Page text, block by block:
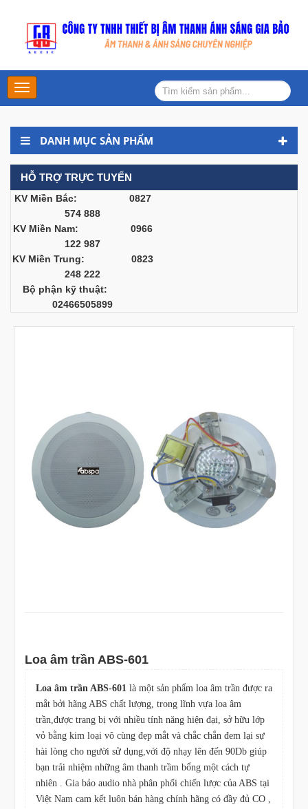
Main
Menu
DANH MỤC SẢN PHẨM
HỖ TRỢ TRỰC TUYẾN
KV Miền Bắc: 0827
574 888
KV Miền Nam: 0966
122 987
KV Miền Trung: 0823
248 222
Bộ phận kỹ thuật:
02466505899
Loa âm trần ABS-601
Loa âm trần ABS-601 là một sản phẩm loa âm trần được ra
mắt bởi hãng ABS chất lượng, trong lĩnh vựa loa âm
trần,được trang bị với nhiều tính năng hiện đại, sở hữu lớp
vỏ bằng kim loại vô cùng đẹp mắt và chắc chắn đem lại sự
hài lòng cho người sử dụng,với độ nhạy lên đến 90Db giúp
bạn trải nhiệm những âm thanh trầm bổng một cách tự
nhiên . Gia bảo audio nhà phân phối chiến lược của ABS tại
Việt Nam cam kết luôn bán hàng chính hãng có đầy đủ CO ,